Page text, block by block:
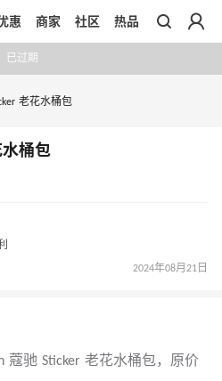
惠 商家 社区 热品
已过期
水桶包
2024年08月21日
蔻驰 Sticker 老花水桶包，原价